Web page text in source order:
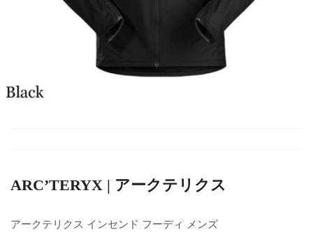
ARC’TERYX | アークテリクス
アークテリクス インセンド フーディ メンズ